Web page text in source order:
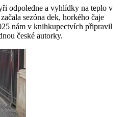
odpoledne a vyhlídky na teplo v
sezóna dek, horkého čaje
nám v knihkupectvích připravil
české autorky.